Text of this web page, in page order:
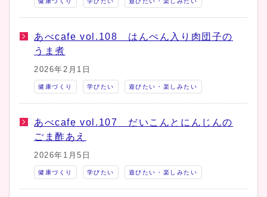
あべcafe vol.108 はんぺん入り肉団子の
うま煮
2026年2月1日
健康づくり 学びたい 遊びたい・楽しみたい
あべcafe vol.107 だいこんとにんじんの
ごま酢あえ
2026年1月5日
健康づくり 学びたい 遊びたい・楽しみたい